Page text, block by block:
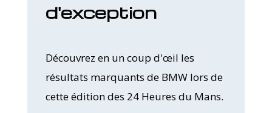
d'exception
Découvrez en un coup d'œil les
résultats marquants de BMW lors de
cette édition des 24 Heures du Mans.